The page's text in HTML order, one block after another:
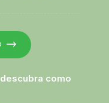
como